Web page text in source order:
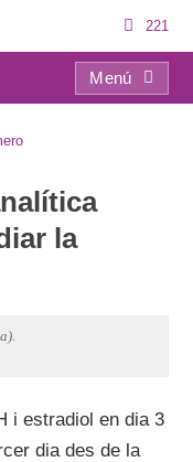
221
Menú
la
i estradiol en dia 3
dia des de la